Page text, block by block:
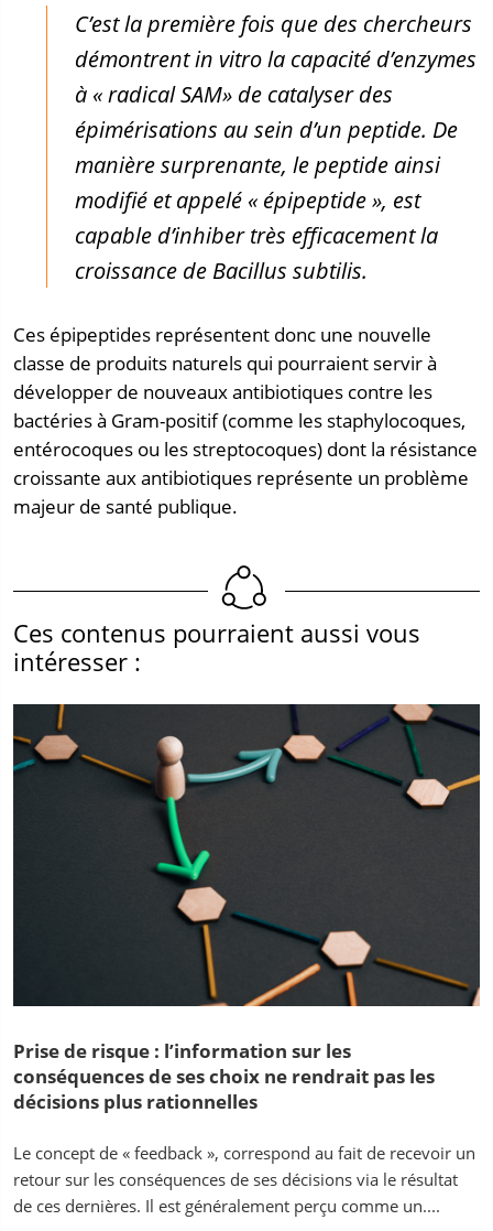
C’est la première fois que des chercheurs
démontrentin vitrola capacité d’enzymes
à « radical SAM» de catalyser des
épimérisations au sein d’un peptide. De
manière surprenante, le peptide ainsi
modifié et appelé « épipeptide », est
capable d’inhiber très efficacement la
croissance de Bacillus subtilis.
Ces épipeptides représentent donc une nouvelle
classe de produits naturels qui pourraient servir à
développer de nouveaux antibiotiques contre les
bactéries à Gram-positif (comme les staphylocoques,
entérocoques ou les streptocoques) dont la résistance
croissante aux antibiotiques représente un problème
majeur de santé publique.
Ces contenus pourraient aussi vous
intéresser :
Prise de risque : l’information sur les
conséquences de ses choix ne rendrait pas les
décisions plus rationnelles
Le concept de « feedback », correspond au fait de recevoir un
retour sur les conséquences de ses décisions via le résultat
de ces dernières. Il est généralement perçu comme un....